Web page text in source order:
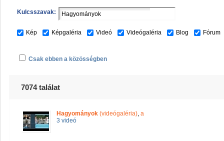
Kulcsszavak:
Kép Képgaléria Videó Videógaléria Blog Fórum
Csak ebben a közösségben
7074 találat
Hagyományok (videógaléria), a
3 videó